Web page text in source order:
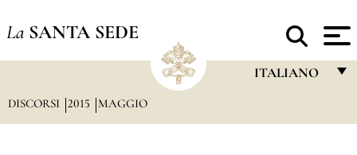
La SANTA SEDE
ITALIANO
DISCORSI 2015 MAGGIO